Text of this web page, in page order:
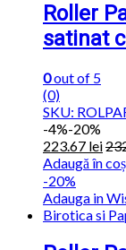
Roller
satinat
0out of 5
(0)
SKU:
-4%-20%
223.67 lei
Adaugă în coș
-20%
Adauga in
Birotica si